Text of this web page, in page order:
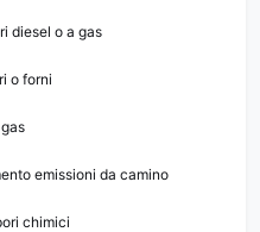
diesel o a gas
o forni
emissioni da camino
chimici